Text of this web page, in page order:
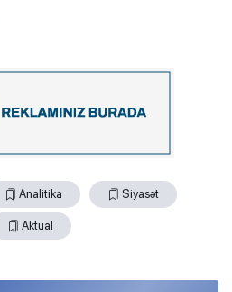
Analitika Siyasət
Aktual